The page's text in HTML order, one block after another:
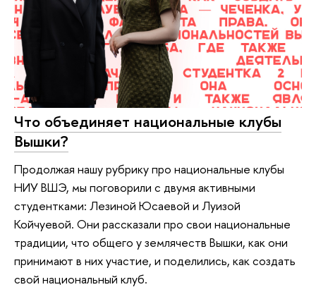
Что объединяет национальные клубы
Вышки?
Продолжая нашу рубрику про национальные клубы
НИУ ВШЭ, мы поговорили с двумя активными
студентками: Лезиной Юсаевой и Луизой
Койчуевой. Они рассказали про свои национальные
традиции, что общего у землячеств Вышки, как они
принимают в них участие, и поделились, как создать
свой национальный клуб.